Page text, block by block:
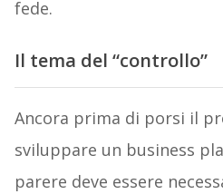
fede.
Il tema del “controllo”
Ancora prima di porsi il
sviluppare un business
parere deve essere